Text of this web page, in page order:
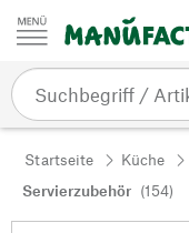
Zum Inhalt springen
Startseite Küche
Servierzubehör (154)